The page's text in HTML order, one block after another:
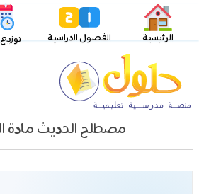
الرئيسية الفصول الدراسية توزيع
مصطلح الحديث مادة